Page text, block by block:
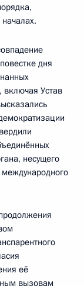
дня
Устав
несущего
международного
её
вызовам